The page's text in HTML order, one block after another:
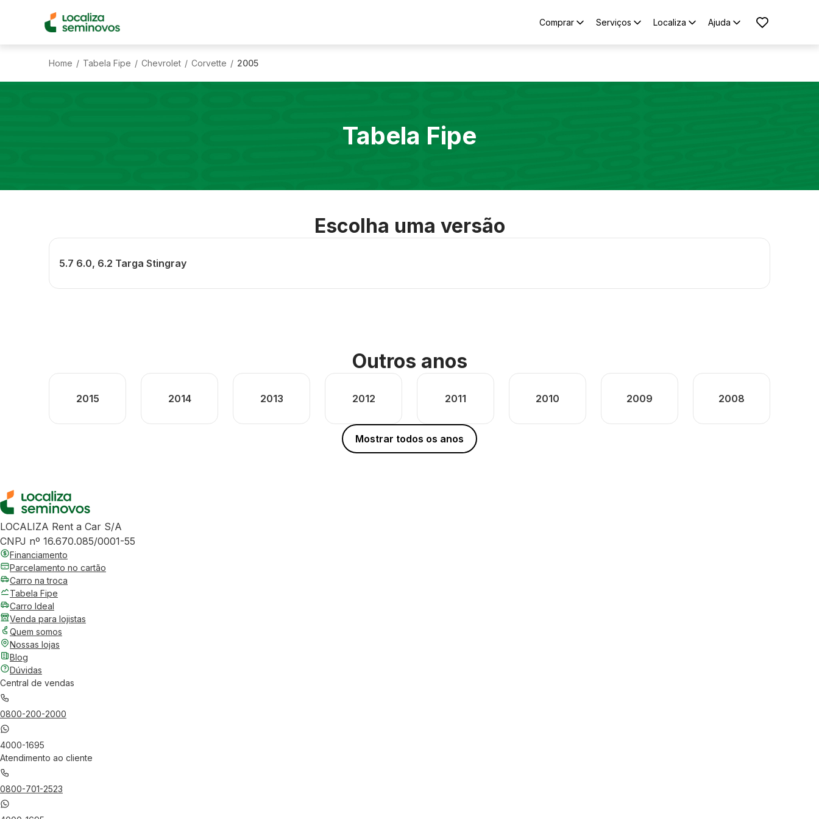
Comprar Serviços Localiza Ajuda
Home / Tabela Fipe / Chevrolet / Corvette / 2005
Tabela Fipe
Escolha uma versão
5.7 6.0, 6.2 Targa Stingray
Outros anos
2015 2014 2013 2012 2011 2010 2009 2008
Mostrar todos os anos
LOCALIZA Rent a Car S/A
CNPJ nº 16.670.085/0001-55
Financiamento
Parcelamento no cartão
Carro na troca
Tabela Fipe
Carro Ideal
Venda para lojistas
Quem somos
Nossas lojas
Blog
Dúvidas
Central de vendas
0800-200-2000
4000-1695
Atendimento ao cliente
0800-701-2523